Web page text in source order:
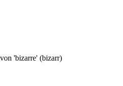
'bizarre' (bizarr)